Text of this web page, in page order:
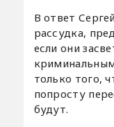
В ответ
рассудка,
если они
только того,
попросту
будут.